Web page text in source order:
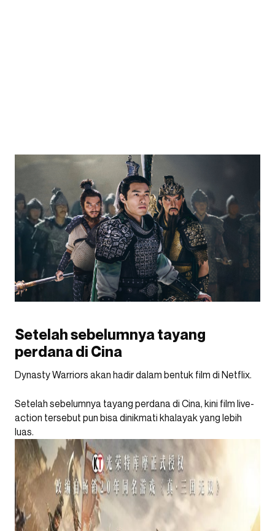
Setelah sebelumnya tayang
perdana di Cina
Dynasty Warriors akan hadir dalam bentuk film di Netflix.
Setelah sebelumnya tayang perdana di Cina, kini film live-
action tersebut pun bisa dinikmati khalayak yang lebih
luas.